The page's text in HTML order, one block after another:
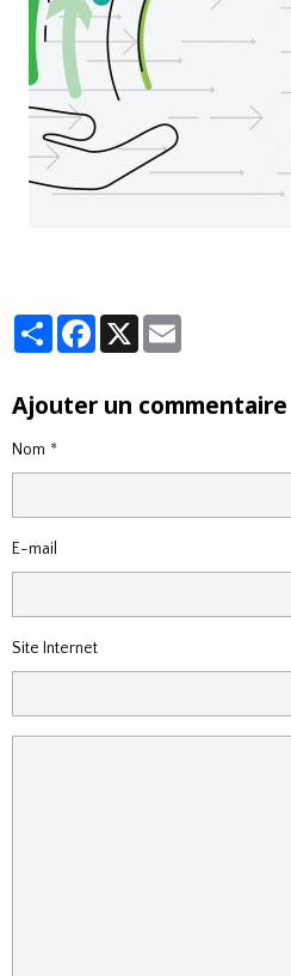
PartagerFacebook
X
Ajouter un commentaire
Nom
E-mail
Site Internet